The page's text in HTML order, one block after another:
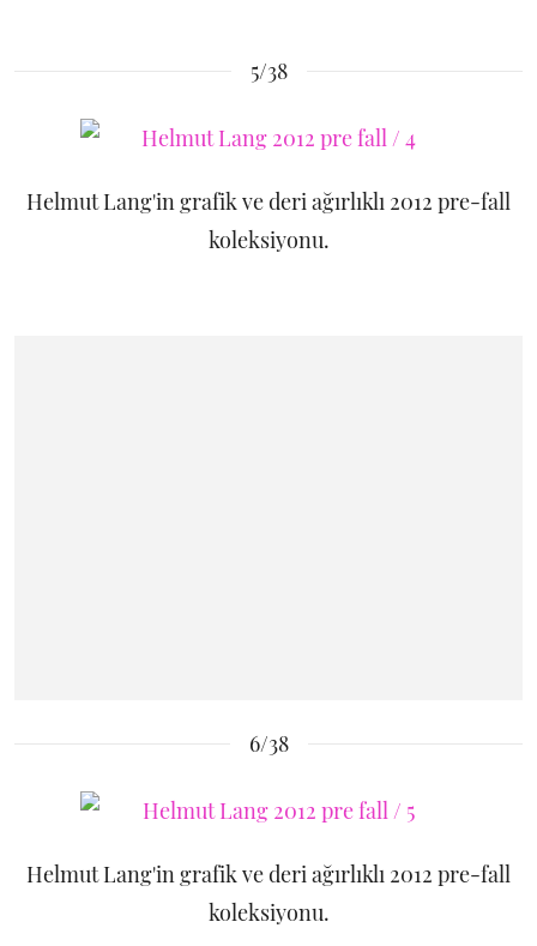
5/38
Helmut Lang'in grafik ve deri ağırlıklı 2012 pre-fall
koleksiyonu.
6/38
Helmut Lang'in grafik ve deri ağırlıklı 2012 pre-fall
koleksiyonu.